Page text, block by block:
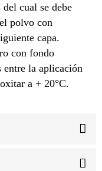
del cual se debe
polvo con
capa.
con fondo
entre la aplicación
a + 20°C.